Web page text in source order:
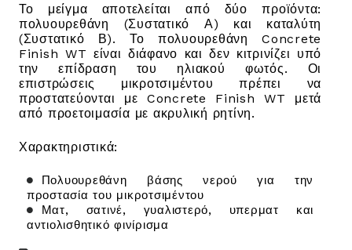
Το μείγμα αποτελείται από δύο προϊόντα:
πολυουρεθάνη (Συστατικό Α) και καταλύτη
(Συστατικό Β). Το πολυουρεθάνη Concrete
Finish WT είναι διάφανο και δεν κιτρινίζει υπό
την επίδραση του ηλιακού φωτός. Οι
επιστρώσεις μικροτσιμέντου πρέπει να
προστατεύονται με Concrete Finish WT μετά
από προετοιμασία με ακρυλική ρητίνη.
Χαρακτηριστικά:
Πολυουρεθάνη βάσης νερού για την
προστασία του μικροτσιμέντου
Ματ, σατινέ, γυαλιστερό, υπερματ και
αντιολισθητικό φινίρισμα